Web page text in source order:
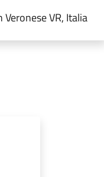
VR, Italia